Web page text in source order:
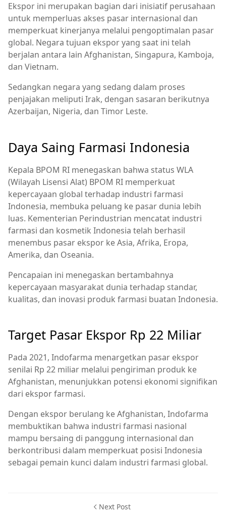
Ekspor ini merupakan bagian dari inisiatif perusahaan
untuk memperluas akses pasar internasional dan
memperkuat kinerjanya melalui pengoptimalan pasar
global. Negara tujuan ekspor yang saat ini telah
berjalan antara lain Afghanistan, Singapura, Kamboja,
dan Vietnam.
Sedangkan negara yang sedang dalam proses
penjajakan meliputi Irak, dengan sasaran berikutnya
Azerbaijan, Nigeria, dan Timor Leste.
Daya Saing Farmasi Indonesia
Kepala BPOM RI menegaskan bahwa status WLA
(Wilayah Lisensi Alat) BPOM RI memperkuat
kepercayaan global terhadap industri farmasi
Indonesia, membuka peluang ke pasar dunia lebih
luas. Kementerian Perindustrian mencatat industri
farmasi dan kosmetik Indonesia telah berhasil
menembus pasar ekspor ke Asia, Afrika, Eropa,
Amerika, dan Oseania.
Pencapaian ini menegaskan bertambahnya
kepercayaan masyarakat dunia terhadap standar,
kualitas, dan inovasi produk farmasi buatan Indonesia.
Target Pasar Ekspor Rp 22 Miliar
Pada 2021, Indofarma menargetkan pasar ekspor
senilai Rp 22 miliar melalui pengiriman produk ke
Afghanistan, menunjukkan potensi ekonomi signifikan
dari ekspor farmasi.
Dengan ekspor berulang ke Afghanistan, Indofarma
membuktikan bahwa industri farmasi nasional
mampu bersaing di panggung internasional dan
berkontribusi dalam memperkuat posisi Indonesia
sebagai pemain kunci dalam industri farmasi global.
Next Post